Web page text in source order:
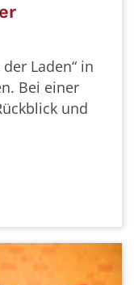
Laden“ in
Bei einer
und